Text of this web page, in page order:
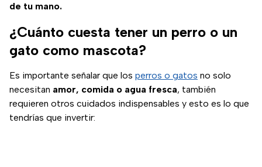
de tu mano.
¿Cuánto cuesta tener un perro o un
gato como mascota?
Es importante señalar que los perros o gatos no solo
necesitan amor, comida o agua fresca, también
requieren otros cuidados indispensables y esto es lo que
tendrías que invertir: